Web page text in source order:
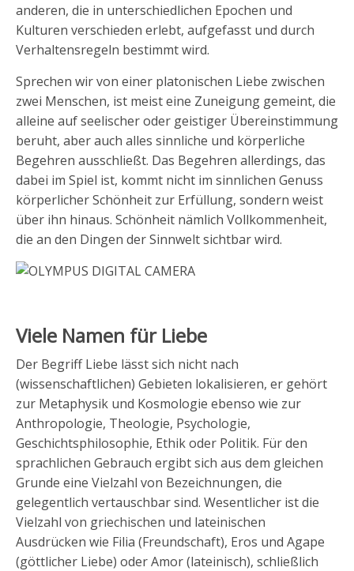
anderen, die in unterschiedlichen Epochen und
Kulturen verschieden erlebt, aufgefasst und durch
Verhaltensregeln bestimmt wird.
Sprechen wir von einer platonischen Liebe zwischen
zwei Menschen, ist meist eine Zuneigung gemeint, die
alleine auf seelischer oder geistiger Übereinstimmung
beruht, aber auch alles sinnliche und körperliche
Begehren ausschließt. Das Begehren allerdings, das
dabei im Spiel ist, kommt nicht im sinnlichen Genuss
körperlicher Schönheit zur Erfüllung, sondern weist
über ihn hinaus. Schönheit nämlich Vollkommenheit,
die an den Dingen der Sinnwelt sichtbar wird.
Viele Namen für Liebe
Der Begriff Liebe lässt sich nicht nach
(wissenschaftlichen) Gebieten lokalisieren, er gehört
zur Metaphysik und Kosmologie ebenso wie zur
Anthropologie, Theologie, Psychologie,
Geschichtsphilosophie, Ethik oder Politik. Für den
sprachlichen Gebrauch ergibt sich aus dem gleichen
Grunde eine Vielzahl von Bezeichnungen, die
gelegentlich vertauschbar sind. Wesentlicher ist die
Vielzahl von griechischen und lateinischen
Ausdrücken wie Filia (Freundschaft), Eros und Agape
(göttlicher Liebe) oder Amor (lateinisch), schließlich